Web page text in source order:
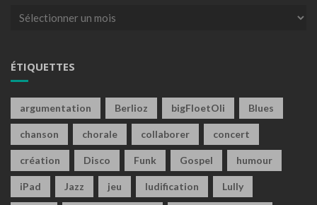
Archives
ÉTIQUETTES
argumentation Berlioz bigFloetOli Blues
chanson chorale collaborer concert
création Disco Funk Gospel humour
iPad Jazz jeu ludification Lully